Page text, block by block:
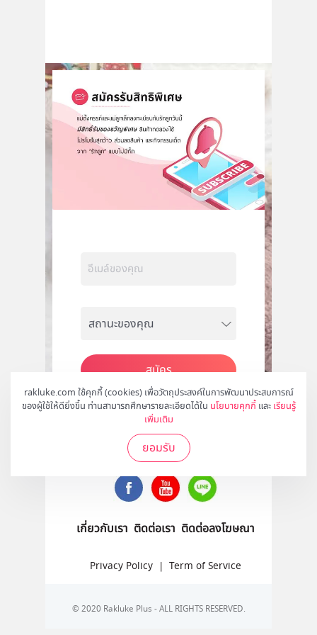
rakluke.com ใช้คุกกี้ (cookies) เพื่อวัตถุประสงค์ในการพัฒนาประสบการณ์
ของผู้ใช้ให้ดียิ่งขึ้น ท่านสามารถศึกษารายละเอียดได้ใน นโยบายคุกกี้ และ เรียนรู้
เพิ่มเติม
ยอมรับ
สมัคร
ติดตามเราได้ที่
เกี่ยวกับเรา ติดต่อเรา ติดต่อลงโฆษณา
Privacy Policy | Term of Service
© 2020 Rakluke Plus - ALL RIGHTS RESERVED.